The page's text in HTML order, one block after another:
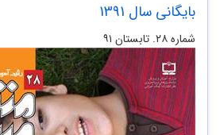
بایگانی سال 1391
شماره‌ ۲۸. تابستان ۹۱